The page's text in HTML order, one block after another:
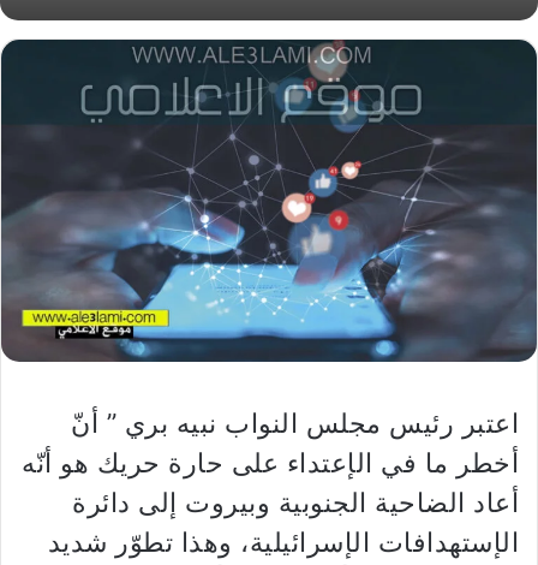
اعتبر رئيس مجلس النواب نبيه بري ” أنّ
أخطر ما في الإعتداء على حارة حريك هو أنّه
أعاد الضاحية الجنوبية وبيروت إلى دائرة
الإستهدافات الإسرائيلية، وهذا تطوّر شديد